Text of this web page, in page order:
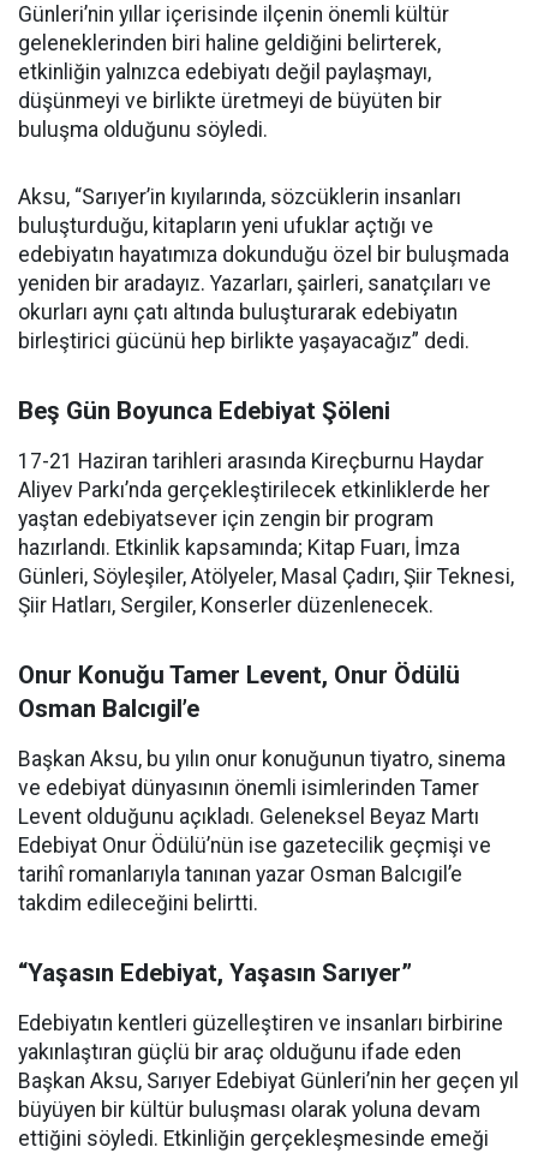
Günleri’nin yıllar içerisinde ilçenin önemli kültür
geleneklerinden biri haline geldiğini belirterek,
etkinliğin yalnızca edebiyatı değil paylaşmayı,
düşünmeyi ve birlikte üretmeyi de büyüten bir
buluşma olduğunu söyledi.
Aksu, “Sarıyer’in kıyılarında, sözcüklerin insanları
buluşturduğu, kitapların yeni ufuklar açtığı ve
edebiyatın hayatımıza dokunduğu özel bir buluşmada
yeniden bir aradayız. Yazarları, şairleri, sanatçıları ve
okurları aynı çatı altında buluşturarak edebiyatın
birleştirici gücünü hep birlikte yaşayacağız” dedi.
Beş Gün Boyunca Edebiyat Şöleni
17-21 Haziran tarihleri arasında Kireçburnu Haydar
Aliyev Parkı’nda gerçekleştirilecek etkinliklerde her
yaştan edebiyatsever için zengin bir program
hazırlandı. Etkinlik kapsamında; Kitap Fuarı, İmza
Günleri, Söyleşiler, Atölyeler, Masal Çadırı, Şiir Teknesi,
Şiir Hatları, Sergiler, Konserler düzenlenecek.
Onur Konuğu Tamer Levent, Onur Ödülü
Osman Balcıgil’e
Başkan Aksu, bu yılın onur konuğunun tiyatro, sinema
ve edebiyat dünyasının önemli isimlerinden Tamer
Levent olduğunu açıkladı. Geleneksel Beyaz Martı
Edebiyat Onur Ödülü’nün ise gazetecilik geçmişi ve
tarihî romanlarıyla tanınan yazar Osman Balcıgil’e
takdim edileceğini belirtti.
“Yaşasın Edebiyat, Yaşasın Sarıyer”
Edebiyatın kentleri güzelleştiren ve insanları birbirine
yakınlaştıran güçlü bir araç olduğunu ifade eden
Başkan Aksu, Sarıyer Edebiyat Günleri’nin her geçen yıl
büyüyen bir kültür buluşması olarak yoluna devam
ettiğini söyledi. Etkinliğin gerçekleşmesinde emeği